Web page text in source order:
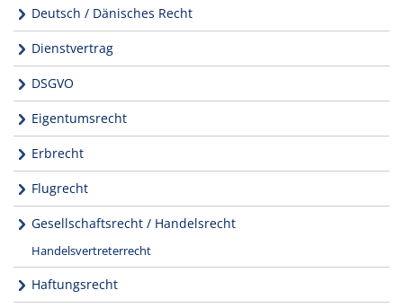
Deutsch / Dänisches Recht
Dienstvertrag
DSGVO
Eigentumsrecht
Erbrecht
Flugrecht
Gesellschaftsrecht / Handelsrecht
Handelsvertreterrecht
Haftungsrecht